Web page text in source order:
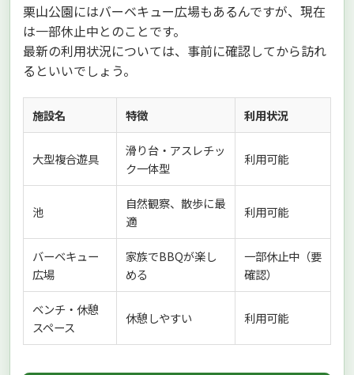
栗山公園にはバーベキュー広場もあるんですが、現在
は一部休止中とのことです。
最新の利用状況については、事前に確認してから訪れ
るといいでしょう。
施設名 特徴 利用状況
大型複合遊具
滑り台・アスレチッ
ク一体型
利用可能
池
自然観察、散歩に最
適
利用可能
バーベキュー
広場
家族でBBQが楽し
める
一部休止中（要
確認）
ベンチ・休憩
スペース
休憩しやすい 利用可能